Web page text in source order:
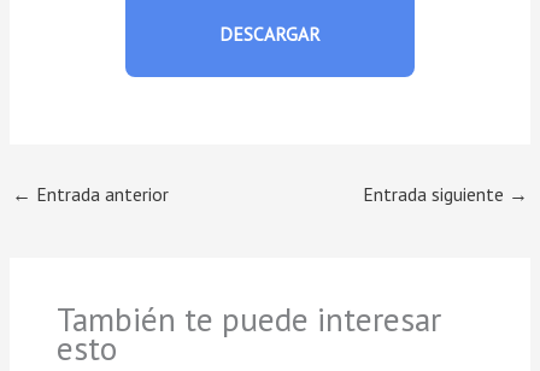
DESCARGAR
← Entrada anterior Entrada siguiente →
También te puede interesar
esto